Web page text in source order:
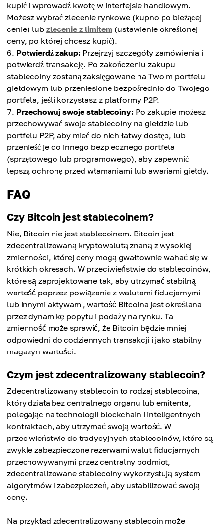
kupić i wprowadź kwotę w interfejsie handlowym.
Możesz wybrać zlecenie rynkowe (kupno po bieżącej
cenie) lub zlecenie z limitem (ustawienie określonej
ceny, po której chcesz kupić).
Potwierdź zakup: Przejrzyj szczegóły zamówienia i
potwierdź transakcję. Po zakończeniu zakupu
stablecoiny zostaną zaksięgowane na Twoim portfelu
giełdowym lub przeniesione bezpośrednio do Twojego
portfela, jeśli korzystasz z platformy P2P.
Przechowuj swoje stablecoiny: Po zakupie możesz
przechowywać swoje stablecoiny na giełdzie lub
portfelu P2P, aby mieć do nich łatwy dostęp, lub
przenieść je do innego bezpiecznego portfela
(sprzętowego lub programowego), aby zapewnić
lepszą ochronę przed włamaniami lub awariami giełdy.
FAQ
Czy Bitcoin jest stablecoinem?
Nie, Bitcoin nie jest stablecoinem. Bitcoin jest
zdecentralizowaną kryptowalutą znaną z wysokiej
zmienności, której ceny mogą gwałtownie wahać się w
krótkich okresach. W przeciwieństwie do stablecoinów,
które są zaprojektowane tak, aby utrzymać stabilną
wartość poprzez powiązanie z walutami fiducjarnymi
lub innymi aktywami, wartość Bitcoina jest określana
przez dynamikę popytu i podaży na rynku. Ta
zmienność może sprawić, że Bitcoin będzie mniej
odpowiedni do codziennych transakcji i jako stabilny
magazyn wartości.
Czym jest zdecentralizowany stablecoin?
Zdecentralizowany stablecoin to rodzaj stablecoina,
który działa bez centralnego organu lub emitenta,
polegając na technologii blockchain i inteligentnych
kontraktach, aby utrzymać swoją wartość. W
przeciwieństwie do tradycyjnych stablecoinów, które są
zwykle zabezpieczone rezerwami walut fiducjarnych
przechowywanymi przez centralny podmiot,
zdecentralizowane stablecoiny wykorzystują system
algorytmów i zabezpieczeń, aby ustabilizować swoją
cenę.
Na przykład zdecentralizowany stablecoin może